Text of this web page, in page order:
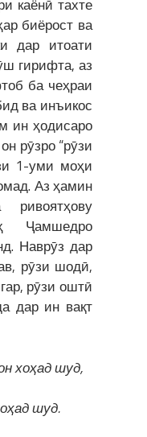
каёнӣ тахте
биёрост ва
дар итоати
гирифта, аз
ба чеҳраи
ва инъикос
ин ҳодисаро
рӯзро “рӯзи
1-уми моҳи
Аз ҳамин
Ҷамшедро
Наврӯз дар
рӯзи шодӣ,
рӯзи оштӣ
дар ин вақт
хоҳад шуд,
шуд.